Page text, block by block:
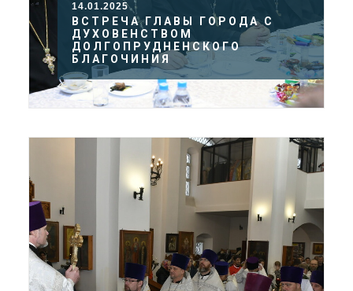
14.01.2025
ВСТРЕЧА ГЛАВЫ ГОРОДА С
ДУХОВЕНСТВОМ
ДОЛГОПРУДНЕНСКОГО
БЛАГОЧИНИЯ